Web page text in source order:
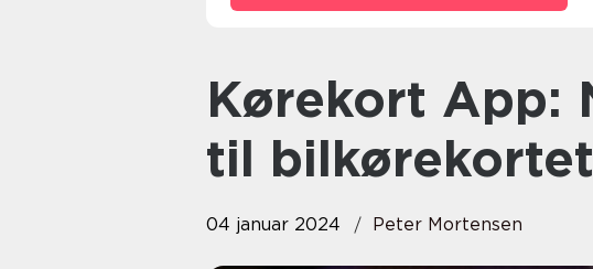
Kørekort App: Naviger din vejr
til bilkørekortet
04 januar 2024 Peter Mortensen